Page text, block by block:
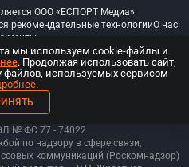
ООО «ЕСПОРТ Медиа»
рекомендательные технологииО нас
— Все права защищены
о регистрации средств массовой
№ ФС 77 - 74022
по надзору в сфере связи,
коммуникаций (Роскомнадзор)
мы используем cookie-файлы и
. Продолжая использовать сайт,
файлов, используемых сервисом
.